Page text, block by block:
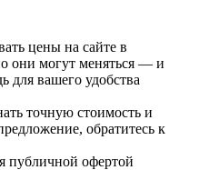
цены на сайте в
они могут меняться — и
для вашего удобства
точную стоимость и
обратитесь к
публичной офертой